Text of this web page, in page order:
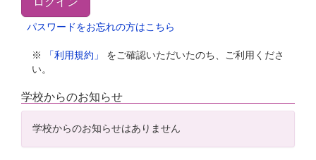
パスワードをお忘れの方はこちら
※ 「利用規約」
をご確認いただいたのち、ご利用くださ
い。
学校からのお知らせ
学校からのお知らせはありません